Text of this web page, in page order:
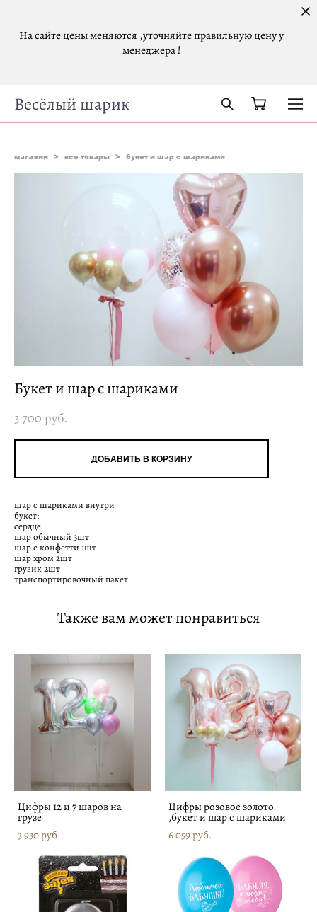
На сайте цены меняются ,уточняйте правильную цену у
менеджера !
Весёлый шарик
магазин > все товары > букет и шар с шариками
Букет и шар с шариками
3 700 pуб.
ДОБАВИТЬ В КОРЗИНУ
шар с шариками внутри
букет:
сердце
шар обычный 3шт
шар с конфетти 1шт
шар хром 2шт
грузик 2шт
транспортировочный пакет
Также вам может понравиться
Цифры 12 и 7 шаров на
грузе
3 930 pуб.
Цифры розовое золото
,букет и шар с шариками
6 059 pуб.